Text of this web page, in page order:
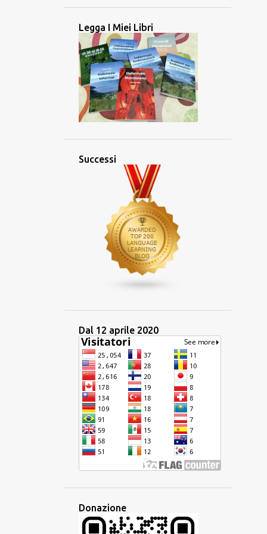
maggio 2025
4
aprile 2025
marzo 2025
febbraio 2025
gennaio 2025
2024
novembre 2024
ottobre 2024
settembre 2024
agosto 2024
luglio 2024
giugno 2024
maggio 2024
gennaio 2024
3
2023
dicembre 2023
ottobre 2023
settembre 2023
luglio 2023
2
maggio 2023
1
aprile 2023
marzo 2023
Legga I Miei Libri
Successi
Dal 12 aprile 2020
Donazione